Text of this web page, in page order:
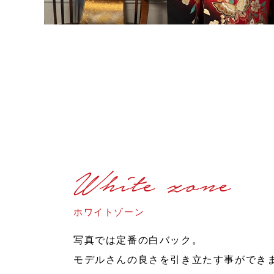
White zone
ホワイトゾーン
写真では定番の白バック。
モデルさんの良さを引き立たす事ができ